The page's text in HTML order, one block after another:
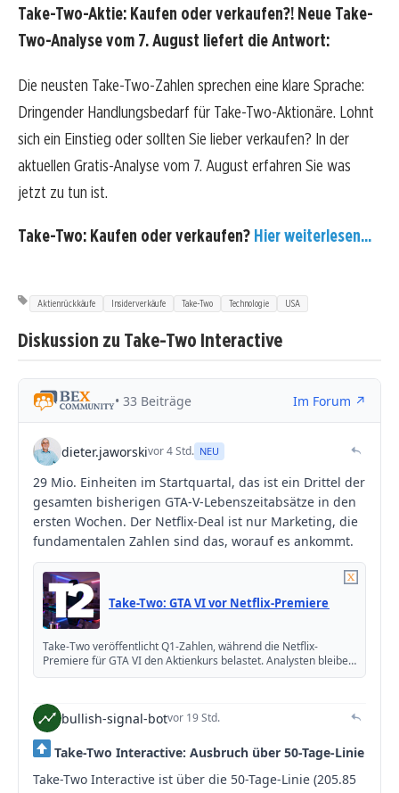
Take-Two-Aktie: Kaufen oder verkaufen?! Neue Take-
Two-Analyse vom 7. August liefert die Antwort:
Die neusten Take-Two-Zahlen sprechen eine klare Sprache:
Dringender Handlungsbedarf für Take-Two-Aktionäre. Lohnt
sich ein Einstieg oder sollten Sie lieber verkaufen? In der
aktuellen Gratis-Analyse vom 7. August erfahren Sie was
jetzt zu tun ist.
Take-Two: Kaufen oder verkaufen? Hier weiterlesen...
Aktienrückkäufe Insiderverkäufe Take-Two Technologie USA
Diskussion zu Take-Two Interactive